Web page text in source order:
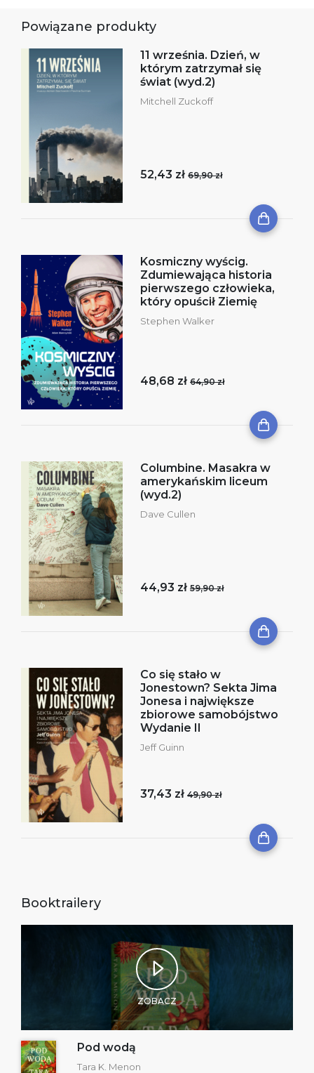
Powiązane produkty
11 września. Dzień, w
którym zatrzymał się
świat (wyd.2)
Mitchell Zuckoff
52,43 zł 69,90 zł
Kosmiczny wyścig.
Zdumiewająca historia
pierwszego człowieka,
który opuścił Ziemię
Stephen Walker
48,68 zł 64,90 zł
Columbine. Masakra w
amerykańskim liceum
(wyd.2)
Dave Cullen
44,93 zł 59,90 zł
Co się stało w
Jonestown? Sekta Jima
Jonesa i największe
zbiorowe samobójstwo
Wydanie II
Jeff Guinn
37,43 zł 49,90 zł
Booktrailery
ZOBACZ
Pod wodą
Tara K. Menon